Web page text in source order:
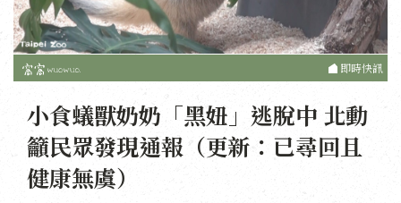
即時快訊
小食蟻獸奶奶「黑妞」逃脫中 北動
籲民眾發現通報（更新：已尋回且
健康無虞）